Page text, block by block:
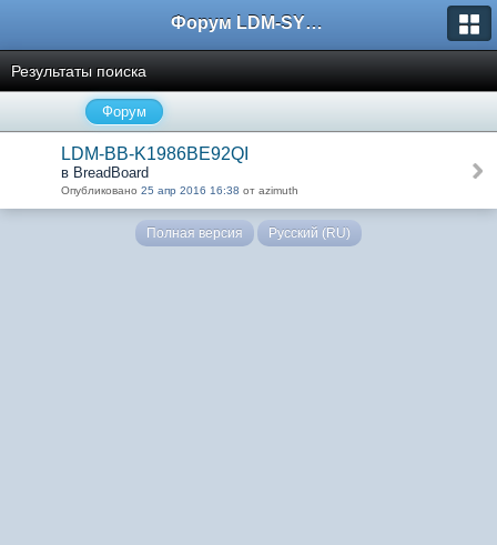
Форум LDM-SYSTEMS
Результаты поиска
Форум
LDM-BB-K1986BE92QI
в BreadBoard
Опубликовано 25 апр 2016 16:38 от azimuth
Полная версия Русский (RU)